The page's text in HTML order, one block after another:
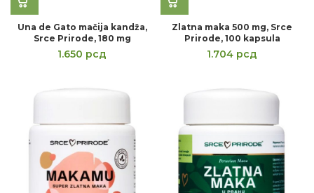
Una de Gato mačija kandža,
Srce Prirode, 180 mg
1.650 рсд
Zlatna maka 500 mg, Srce
Prirode, 100 kapsula
1.704 рсд